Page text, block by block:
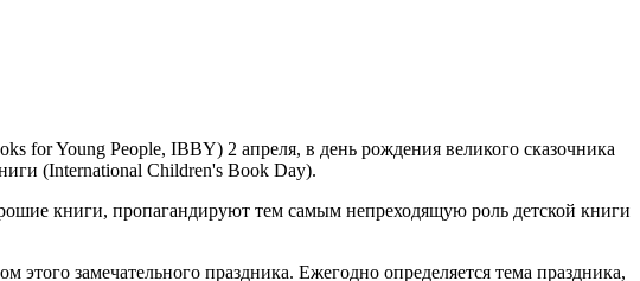
for Young People, IBBY) 2 апреля, в день рождения великого сказочника
(International Children's Book Day).
книги, пропагандируют тем самым непреходящую роль детской книги
замечательного праздника. Ежегодно определяется тема праздника,